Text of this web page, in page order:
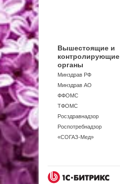
Вышестоящие и
контролирующие
органы
Минздрав РФ
Минздрав АО
ФФОМС
ТФОМС
Росздравнадзор
Роспотребнадзор
«СОГАЗ-Мед»